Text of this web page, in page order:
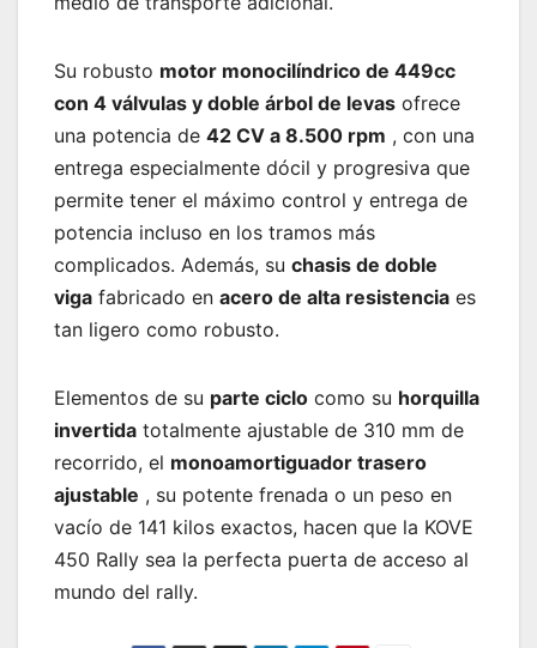
Su robusto motor monocilíndrico de 449cc
con 4 válvulas y doble árbol de levas ofrece
una potencia de 42 CV a 8.500 rpm , con una
entrega especialmente dócil y progresiva que
permite tener el máximo control y entrega de
potencia incluso en los tramos más
complicados. Además, su chasis de doble
viga fabricado en acero de alta resistencia es
tan ligero como robusto.
Elementos de su parte ciclo como su horquilla
invertida totalmente ajustable de 310 mm de
recorrido, el monoamortiguador trasero
ajustable , su potente frenada o un peso en
vacío de 141 kilos exactos, hacen que la KOVE
450 Rally sea la perfecta puerta de acceso al
mundo del rally.